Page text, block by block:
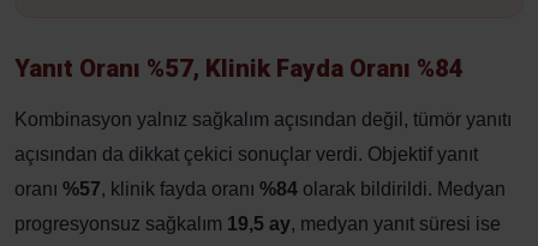
Yanıt Oranı %57, Klinik Fayda Oranı %84
Kombinasyon yalnız sağkalım açısından değil, tümör yanıtı
açısından da dikkat çekici sonuçlar verdi. Objektif yanıt
oranı %57, klinik fayda oranı %84 olarak bildirildi. Medyan
progresyonsuz sağkalım 19,5 ay, medyan yanıt süresi ise